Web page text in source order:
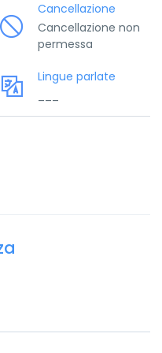
Cancellazione
Cancellazione non
permessa
Lingue parlate